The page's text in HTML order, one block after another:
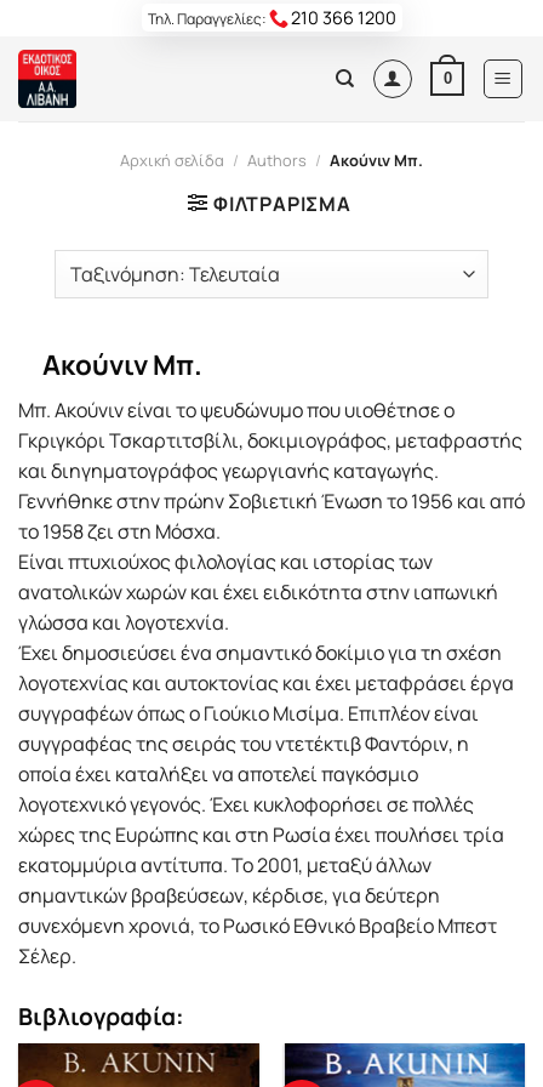
content
Τηλ. Παραγγελίες: 210 366 1200
0
Αρχική σελίδα / Authors / Ακούνιν Μπ.
ΦΙΛΤΡΆΡΙΣΜΑ
Ακούνιν Μπ.
Μπ. Ακούνιν είναι το ψευδώνυμο που υιοθέτησε ο
Γκριγκόρι Τσκαρτιτσβίλι, δοκιμιογράφος, μεταφραστής
και διηγηματογράφος γεωργιανής καταγωγής.
Γεννήθηκε στην πρώην Σοβιετική Ένωση το 1956 και από
το 1958 ζει στη Μόσχα.
Είναι πτυχιούχος φιλολογίας και ιστορίας των
ανατολικών χωρών και έχει ειδικότητα στην ιαπωνική
γλώσσα και λογοτεχνία.
Έχει δημοσιεύσει ένα σημαντικό δοκίμιο για τη σχέση
λογοτεχνίας και αυτοκτονίας και έχει μεταφράσει έργα
συγγραφέων όπως ο Γιούκιο Μισίμα. Επιπλέον είναι
συγγραφέας της σειράς του ντετέκτιβ Φαντόριν, η
οποία έχει καταλήξει να αποτελεί παγκόσμιο
λογοτεχνικό γεγονός. Έχει κυκλοφορήσει σε πολλές
χώρες της Ευρώπης και στη Ρωσία έχει πουλήσει τρία
εκατομμύρια αντίτυπα. Το 2001, μεταξύ άλλων
σημαντικών βραβεύσεων, κέρδισε, για δεύτερη
συνεχόμενη χρονιά, το Ρωσικό Εθνικό Βραβείο Μπεστ
Σέλερ.
Βιβλιογραφία: